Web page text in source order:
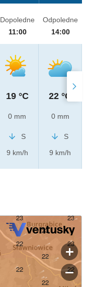
Dopoledne
11:00
19 °C
0 mm
S
9 km/h
Odpoledne
14:00
22 °C
0 mm
S
9 km/h